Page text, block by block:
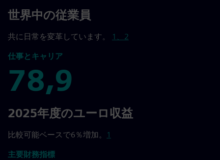
318K
世界中の従業員
共に日常を変革しています。 1、2
仕事とキャリア
78,9
78,9
2025年度のユーロ収益
比較可能ベースで6％増加。 1
主要財務指標